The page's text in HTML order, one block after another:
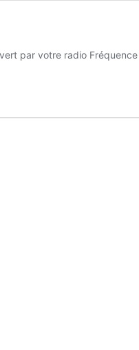
par votre radio